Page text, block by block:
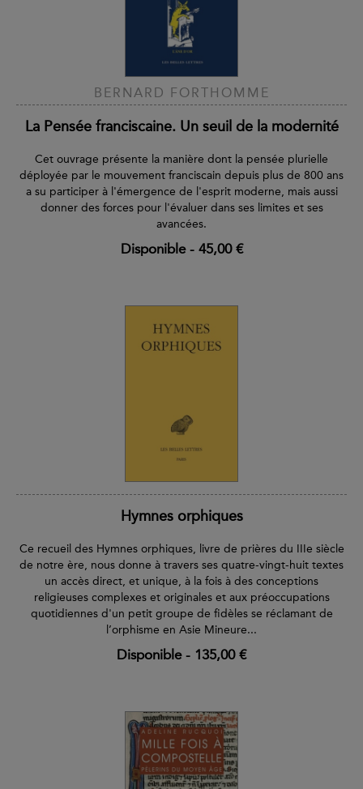
BERNARD FORTHOMME
La Pensée franciscaine. Un seuil de la modernité
Cet ouvrage présente la manière dont la pensée plurielle
déployée par le mouvement franciscain depuis plus de 800 ans
a su participer à l'émergence de l'esprit moderne, mais aussi
donner des forces pour l'évaluer dans ses limites et ses
avancées.
Disponible- 45,00 €
Hymnes orphiques
Ce recueil des Hymnes orphiques, livre de prières du IIIe siècle
de notre ère, nous donne à travers ses quatre-vingt-huit textes
un accès direct, et unique, à la fois à des conceptions
religieuses complexes et originales et aux préoccupations
quotidiennes d'un petit groupe de fidèles se réclamant de
l’orphisme en Asie Mineure...
Disponible- 135,00 €